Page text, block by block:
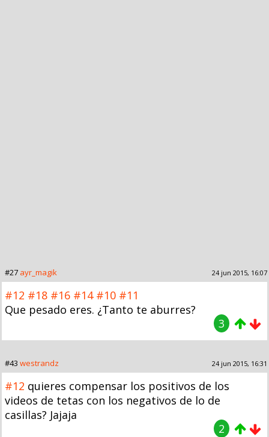
#27 ayr_magik 24 jun 2015, 16:07
#12 #18 #16 #14 #10 #11
Que pesado eres. ¿Tanto te aburres?
3
#43 westrandz 24 jun 2015, 16:31
#12 quieres compensar los positivos de los
videos de tetas con los negativos de lo de
casillas? Jajaja
2